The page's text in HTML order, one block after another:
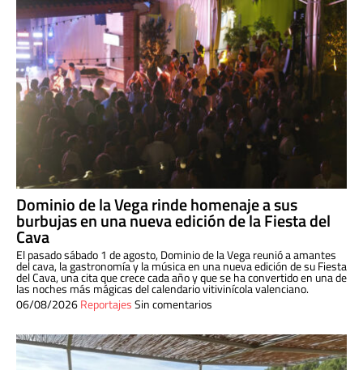
Dominio de la Vega rinde homenaje a sus
burbujas en una nueva edición de la Fiesta del
Cava
El pasado sábado 1 de agosto, Dominio de la Vega reunió a amantes
del cava, la gastronomía y la música en una nueva edición de su Fiesta
del Cava, una cita que crece cada año y que se ha convertido en una de
las noches más mágicas del calendario vitivinícola valenciano.
06/08/2026ReportajesSin comentarios